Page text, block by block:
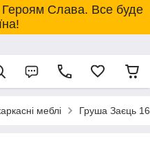
Героям Слава. Все буде
меблі Груша Заєць